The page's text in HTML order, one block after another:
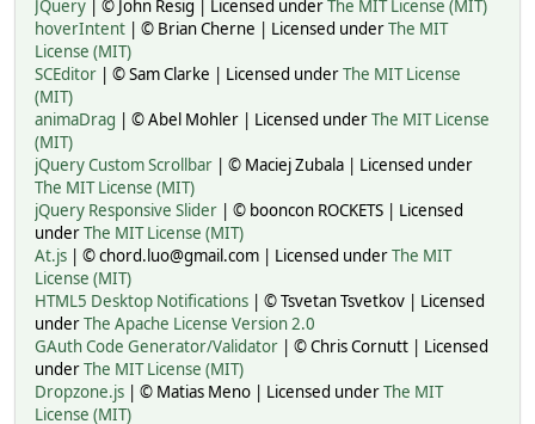
JQuery | © John Resig | Licensed underThe MIT License (MIT)
hoverIntent | © Brian Cherne | Licensed underThe MIT
License (MIT)
SCEditor | © Sam Clarke | Licensed underThe MIT License
(MIT)
animaDrag | © Abel Mohler | Licensed underThe MIT License
(MIT)
jQuery Custom Scrollbar | © Maciej Zubala | Licensed under
The MIT License (MIT)
jQuery Responsive Slider | © booncon ROCKETS | Licensed
underThe MIT License (MIT)
At.js | © chord.luo@gmail.com | Licensed underThe MIT
License (MIT)
HTML5 Desktop Notifications | © Tsvetan Tsvetkov | Licensed
underThe Apache License Version 2.0
GAuth Code Generator/Validator | © Chris Cornutt | Licensed
underThe MIT License (MIT)
Dropzone.js | © Matias Meno | Licensed underThe MIT
License (MIT)